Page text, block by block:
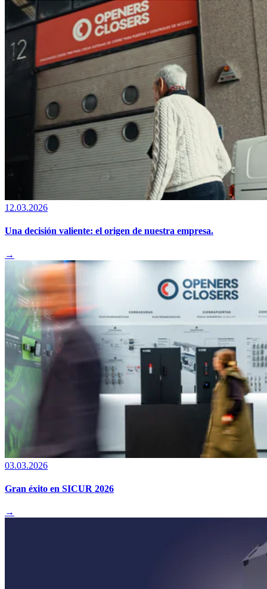
12.03.2026
Una decisión valiente: el origen de nuestra empresa.
→
03.03.2026
Gran éxito en SICUR 2026
→